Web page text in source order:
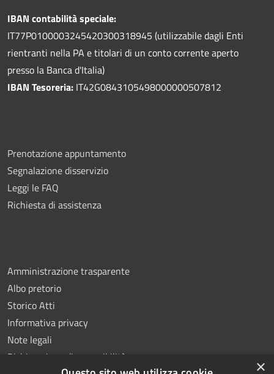
IBAN contabilità speciale:
IT77P0100003245420300318945 (utilizzabile dagli Enti
rientranti nella PA e titolari di un conto corrente aperto
presso la Banca d'Italia)
IBAN Tesoreria: IT42G0843105498000000507812
Prenotazione appuntamento
Segnalazione disservizio
Leggi le FAQ
Richiesta di assistenza
Amministrazione trasparente
Albo pretorio
Storico Atti
Informativa privacy
Note legali
Dichiarazione di accessibilità
×